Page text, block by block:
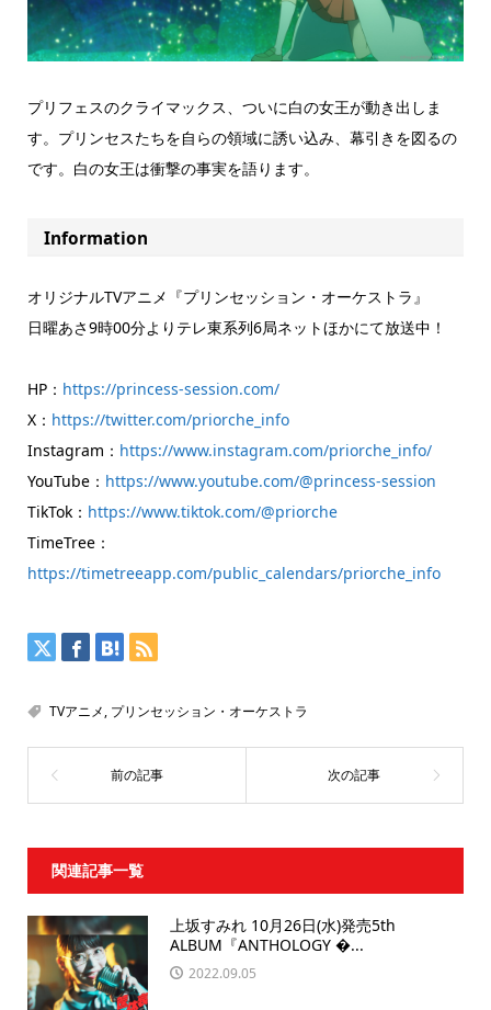
プリフェスのクライマックス、ついに白の女王が動き出しま
す。プリンセスたちを自らの領域に誘い込み、幕引きを図るの
です。白の女王は衝撃の事実を語ります。
Information
オリジナルTVアニメ『プリンセッション・オーケストラ』
日曜あさ9時00分よりテレ東系列6局ネットほかにて放送中！
HP： https://princess-session.com/
X： https://twitter.com/priorche_info
Instagram： https://www.instagram.com/priorche_info/
YouTube： https://www.youtube.com/@princess-session
TikTok： https://www.tiktok.com/@priorche
TimeTree：
https://timetreeapp.com/public_calendars/priorche_info
TVアニメ, プリンセッション・オーケストラ
関連記事一覧
上坂すみれ 10月26日(水)発売5th
ALBUM『ANTHOLOGY �...
2022.09.05